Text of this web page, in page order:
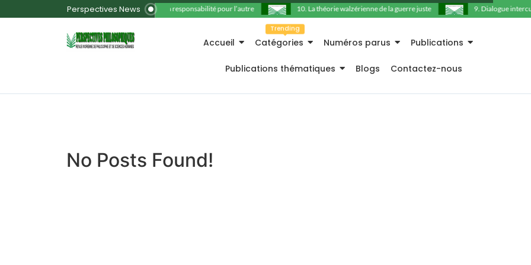
Perspectives News 11. La responsabilité pour l’autre 10. La théorie walzérienne de la guerre juste 9. Dialogue
Accueil Catégories
Trending
Numéros parus Publications
Publications thématiques Blogs Contactez-nous
No Posts Found!